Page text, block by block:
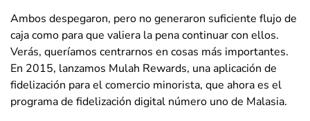
Ambos despegaron, pero no generaron suficiente flujo de
caja como para que valiera la pena continuar con ellos.
Verás, queríamos centrarnos en cosas más importantes.
En 2015, lanzamos Mulah Rewards, una aplicación de
fidelización para el comercio minorista, que ahora es el
programa de fidelización digital número uno de Malasia.